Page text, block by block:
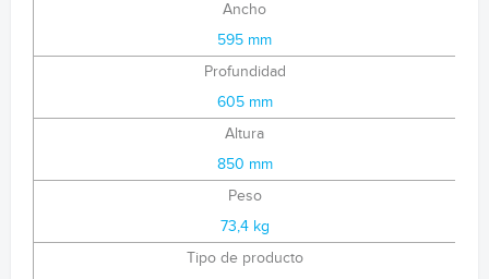
Ancho
595 mm
Profundidad
605 mm
Altura
850 mm
Peso
73,4 kg
Tipo de producto